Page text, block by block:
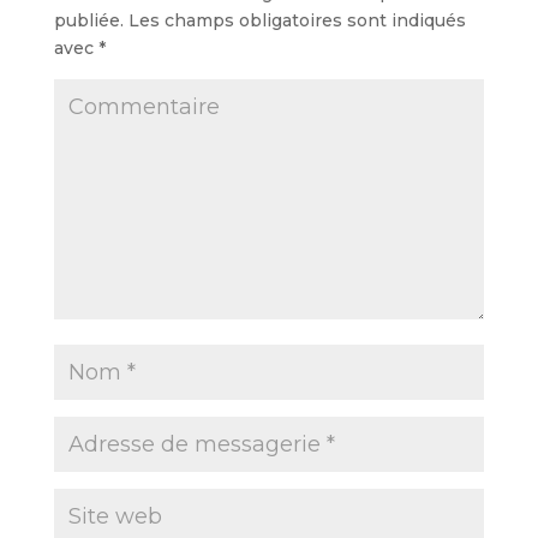
publiée. Les champs obligatoires sont indiqués
avec *